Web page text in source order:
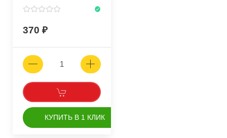
370
КУПИТЬ В 1 КЛИК